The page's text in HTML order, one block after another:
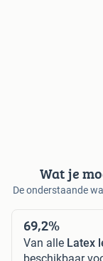
Wat je
De onderstaande
69,2%
Van alle Latex